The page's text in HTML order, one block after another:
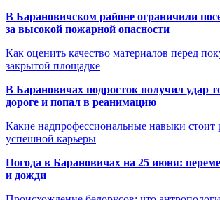
В Барановичском районе ограничили
за высокой пожарной опасности
Как оценить качество материалов перед
закрытой площадке
В Барановичах подросток получил удар
дороге и попал в реанимацию
Какие надпрофессиональные навыки стоит
успешной карьеры
Погода в Барановичах на 25 июня:
и дожди